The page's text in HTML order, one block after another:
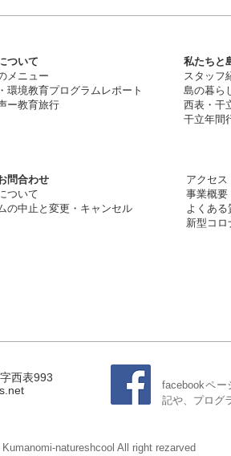
ついて
メニュー
環境教育プログラムレポート
ー教育旅行
問合わせ
ついて
の中止と変更・キャンセル
私たちと
スタッフ
島の暮ら
西表・干
干立年間
アクセス
​事業概要
よくある
新型コロ
西表993
facebookペ
記や、プログ
natureshcool All right rezarved